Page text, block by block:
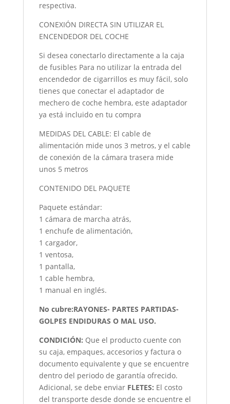
respectiva.
CONEXIÓN DIRECTA SIN UTILIZAR EL
ENCENDEDOR DEL COCHE
Si desea conectarlo directamente a la caja
de fusibles Para no utilizar la entrada del
encendedor de cigarrillos es muy fácil, solo
tienes que conectar el adaptador de
mechero de coche hembra, este adaptador
ya está incluido en tu compra
MEDIDAS DEL CABLE: El cable de
alimentación mide unos 3 metros, y el cable
de conexión de la cámara trasera mide
unos 5 metros
CONTENIDO DEL PAQUETE
Paquete estándar:
1 cámara de marcha atrás,
1 enchufe de alimentación,
1 cargador,
1 ventosa,
1 pantalla,
1 cable hembra,
1 manual en inglés.
No cubre:RAYONES- PARTES PARTIDAS-
GOLPES ENDIDURAS O MAL USO.
CONDICIÓN: Que el producto cuente con
su caja, empaques, accesorios y factura o
documento equivalente y que se encuentre
dentro del periodo de garantía ofrecido.
Adicional, se debe enviar FLETES: El costo
del transporte desde donde se encuentre el